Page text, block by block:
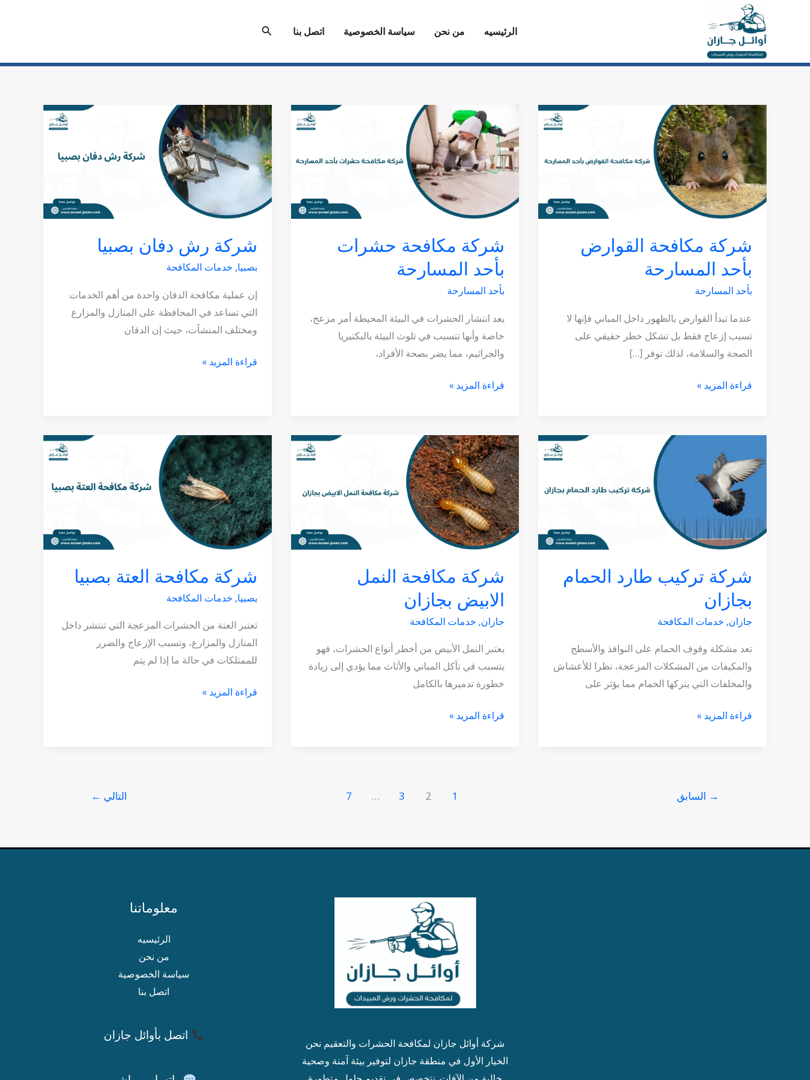
الرئيسيه من نحن سياسة الخصوصية اتصل بنا البحث
شركة مكافحة القوارض
بأحد المسارحة
بأحد المسارحة
عندما تبدأ القوارض بالظهور داخل المباني فإنها لا
تسبب إزعاج فقط بل تشكل خطر حقيقي على
الصحة والسلامة، لذلك توفر […]
شركة
مكافحة
القوارض
بأحد
المسارحة
قراءة المزيد »
شركة مكافحة حشرات
بأحد المسارحة
بأحد المسارحة
يعد انتشار الحشرات في البيئة المحيطة أمر مزعج،
خاصة وأنها تتسبب في تلوث البيئة بالبكتيريا
والجراثيم، مما يضر بصحة الأفراد،
شركة
مكافحة
حشرات
بأحد
المسارحة
قراءة المزيد »
شركة رش دفان بصبيا
بصبيا, خدمات المكافحة
إن عملية مكافحة الدفان واحدة من أهم الخدمات
التي تساعد في المحافظة على المنازل والمزارع
ومختلف المنشآت، حيث إن الدفان
شركة
رش
دفان
بصبيا
قراءة المزيد »
شركة تركيب طارد الحمام
بجازان
جازان, خدمات المكافحة
تعد مشكلة وقوف الحمام على النوافذ والأسطح
والمكيفات من المشكلات المزعجة، نظرا للأعشاش
والمخلفات التي يتركها الحمام مما يؤثر على
تركيب
طارد
الحمام
بجازان
قراءة المزيد »
شركة مكافحة النمل
الابيض بجازان
جازان, خدمات المكافحة
يعتبر النمل الأبيض من أخطر أنواع الحشرات، فهو
يتسبب في تآكل المباني والأثاث مما يؤدي إلى زيادة
خطورة تدميرها بالكامل
شركة
مكافحة
النمل
الابيض
بجازان
قراءة المزيد »
شركة مكافحة العتة بصبيا
بصبيا, خدمات المكافحة
تعتبر العتة من الحشرات المزعجة التي تنتشر داخل
المنازل والمزارع، وتسبب الإزعاج والضرر
للممتلكات في حالة ما إذا لم يتم
شركة
مكافحة
العتة
بصبيا
قراءة المزيد »
→ السابق 1
2
3
…
7 التالي ←
شركة أوائل جازان لمكافحة الحشرات والتعقيم نحن
الخيار الأول في منطقة جازان لتوفير بيئة آمنة وصحية
معلوماتنا
الرئيسيه
من نحن
سياسة الخصوصية
اتصل بنا
اتصل بأوائل جازان